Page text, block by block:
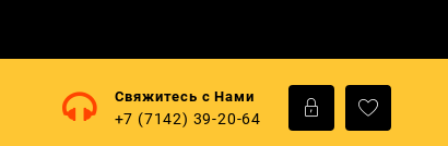
Свяжитесь с Нами
+7 (7142) 39-20-64